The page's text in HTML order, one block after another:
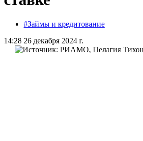
#Займы и кредитование
14:28 26 декабря 2024 г.